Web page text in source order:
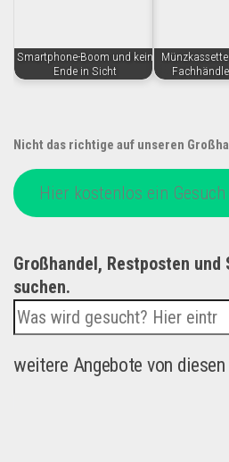
Smartphone-Boom und kein
Ende in Sicht
Nicht das richtige auf unseren
Hier kostenlos ein
Großhandel, Restposten und
suchen.
weitere Angebote von diesen